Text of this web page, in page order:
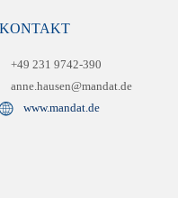
KONTAKT
+49 231 9742-390
anne.hausen@mandat.de
www.mandat.de